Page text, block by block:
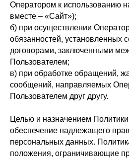
Оператором к использованию
вместе – «Сайт»);
б) при осуществлении
обязанностей, установленных
договорами, заключенными
Пользователем;
в) при обработке обращений,
сообщений, направляемых
Пользователем друг другу.
Целью и назначением Политики
обеспечение надлежащего
персональных данных.
положения, ограничивающие